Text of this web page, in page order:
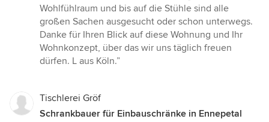
Wohlfühlraum und bis auf die Stühle sind alle
großen Sachen ausgesucht oder schon unterwegs.
Danke für Ihren Blick auf diese Wohnung und Ihr
Wohnkonzept, über das wir uns täglich freuen
dürfen. L aus Köln.”
Tischlerei Gröf
Schrankbauer für Einbauschränke in Ennepetal